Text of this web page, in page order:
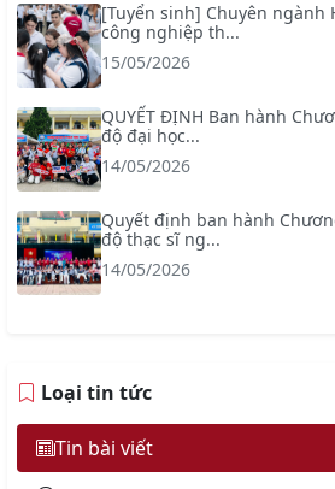
[Tuyển sinh] Chuyên ngành
công nghiệp th...
15/05/2026
QUYẾT ĐỊNH Ban hành
độ đại học...
14/05/2026
Quyết định ban hành
độ thạc sĩ ng...
14/05/2026
Loại tin tức
Tin bài viết